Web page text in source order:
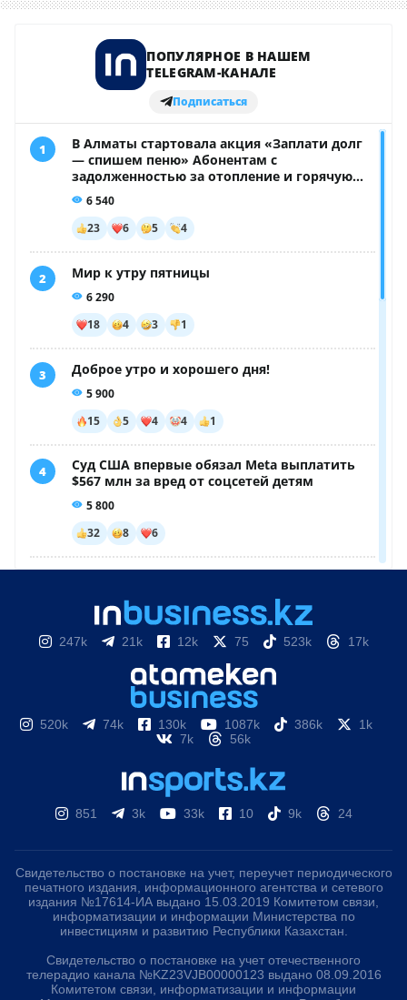
247k 21k 12k 75 523k 17k
520k 74k 130k 1087k 386k
1k
7k
56k
851 3k 33k 10 9k 24
Свидетельство о постановке на учет, переучет периодического
печатного издания, информационного агентства и сетевого
издания №17614-ИА выдано 15.03.2019 Комитетом связи,
информатизации и информации Министерства по
инвестициям и развитию Республики Казахстан.
Свидетельство о постановке на учет отечественного
телерадио канала №KZ23VJB00000123 выдано 08.09.2016
Комитетом связи, информатизации и информации